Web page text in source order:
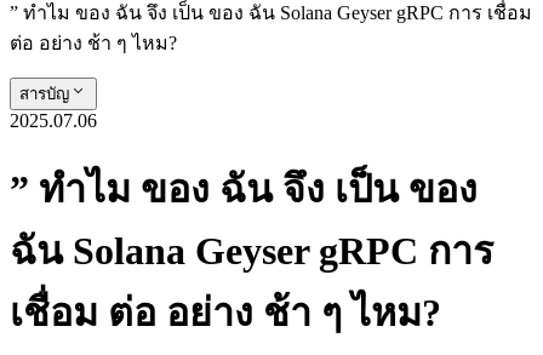
” ทําไม ของ ฉัน จึง เป็น ของ ฉัน Solana Geyser gRPC การ เชื่อม
ต่อ อย่าง ช้า ๆ ไหม?
สารบัญ
2025.07.06
” ทําไม ของ ฉัน จึง เป็น ของ
ฉัน Solana Geyser gRPC การ
เชื่อม ต่อ อย่าง ช้า ๆ ไหม?